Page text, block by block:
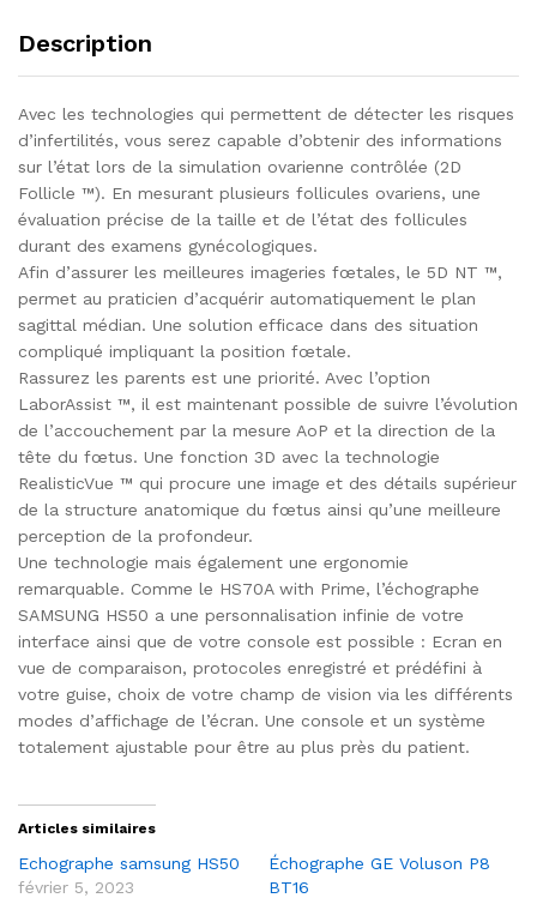
Description
Avec les technologies qui permettent de détecter les risques
d’infertilités, vous serez capable d’obtenir des informations
sur l’état lors de la simulation ovarienne contrôlée (2D
Follicle ™). En mesurant plusieurs follicules ovariens, une
évaluation précise de la taille et de l’état des follicules
durant des examens gynécologiques.
Afin d’assurer les meilleures imageries fœtales, le 5D NT ™,
permet au praticien d’acquérir automatiquement le plan
sagittal médian. Une solution efficace dans des situation
compliqué impliquant la position fœtale.
Rassurez les parents est une priorité. Avec l’option
LaborAssist ™, il est maintenant possible de suivre l’évolution
de l’accouchement par la mesure AoP et la direction de la
tête du fœtus. Une fonction 3D avec la technologie
RealisticVue ™ qui procure une image et des détails supérieur
de la structure anatomique du fœtus ainsi qu’une meilleure
perception de la profondeur.
Une technologie mais également une ergonomie
remarquable. Comme le HS70A with Prime, l’échographe
SAMSUNG HS50 a une personnalisation infinie de votre
interface ainsi que de votre console est possible : Ecran en
vue de comparaison, protocoles enregistré et prédéfini à
votre guise, choix de votre champ de vision via les différents
modes d’affichage de l’écran. Une console et un système
totalement ajustable pour être au plus près du patient.
Articles similaires
Echographe samsung HS50
février 5, 2023
Échographe GE Voluson P8
BT16